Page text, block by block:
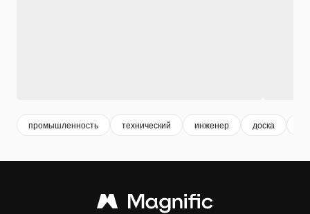
промышленность технический инженер доска